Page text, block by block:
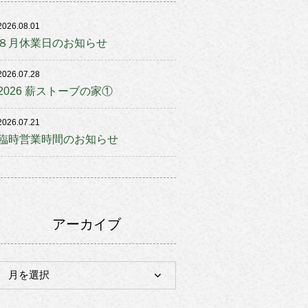
月休業日のお知らせ
薪ストーブの家①
時営業時間のお知らせ
アーカイブ